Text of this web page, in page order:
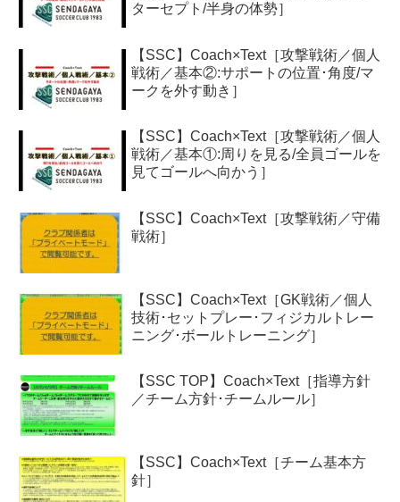
ターセプト/半身の体勢］
【SSC】Coach×Text［攻撃戦術／個人
戦術／基本②:サポートの位置･角度/マ
ークを外す動き］
【SSC】Coach×Text［攻撃戦術／個人
戦術／基本①:周りを見る/全員ゴールを
見てゴールへ向かう］
【SSC】Coach×Text［攻撃戦術／守備
戦術］
【SSC】Coach×Text［GK戦術／個人
技術･セットプレー･フィジカルトレー
ニング･ボールトレーニング］
【SSC TOP】Coach×Text［指導方針
／チーム方針･チームルール］
【SSC】Coach×Text［チーム基本方
針］